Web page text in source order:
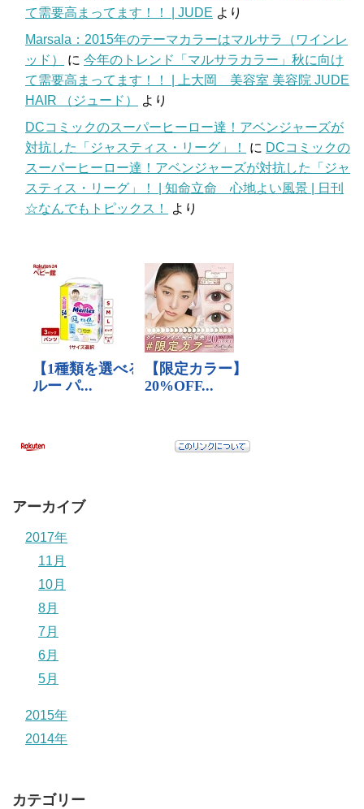
て需要高まってます！！ | JUDE より
Marsala：2015年のテーマカラーはマルサラ（ワインレ
ッド）
に 今年のトレンド「マルサラカラー」秋に向け
て需要高まってます！！ | 上大岡 美容室 美容院 JUDE
HAIR （ジュード）
より
DCコミックのスーパーヒーロー達！アベンジャーズが
対抗した「ジャスティス・リーグ」！
に DCコミックの
スーパーヒーロー達！アベンジャーズが対抗した「ジャ
スティス・リーグ」！ | 知命立命 心地よい風景 | 日刊
☆なんでもトピックス！
より
アーカイブ
2017年
11月
10月
8月
7月
6月
5月
2015年
2014年
カテゴリー